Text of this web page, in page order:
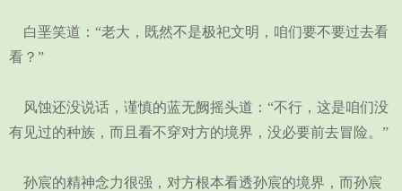
白垩笑道：“老大，既然不是极祀文明，咱们要不要过去看
看？”
风蚀还没说话，谨慎的蓝无阙摇头道：“不行，这是咱们没
有见过的种族，而且看不穿对方的境界，没必要前去冒险。”
孙宸的精神念力很强，对方根本看透孙宸的境界，而孙宸